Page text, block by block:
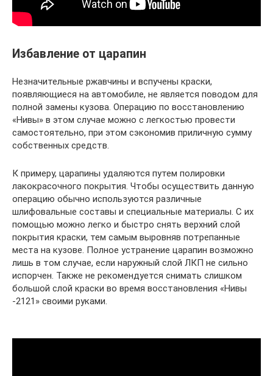
Избавление от царапин
Незначительные ржавчины и вспучены краски,
появляющиеся на автомобиле, не является поводом для
полной замены кузова. Операцию по восстановлению
«Нивы» в этом случае можно с легкостью провести
самостоятельно, при этом сэкономив приличную сумму
собственных средств.
К примеру, царапины удаляются путем полировки
лакокрасочного покрытия. Чтобы осуществить данную
операцию обычно используются различные
шлифовальные составы и специальные материалы. С их
помощью можно легко и быстро снять верхний слой
покрытия краски, тем самым выровняв потрепанные
места на кузове. Полное устранение царапин возможно
лишь в том случае, если наружный слой ЛКП не сильно
испорчен. Также не рекомендуется снимать слишком
большой слой краски во время восстановления «Нивы
-2121» своими руками.